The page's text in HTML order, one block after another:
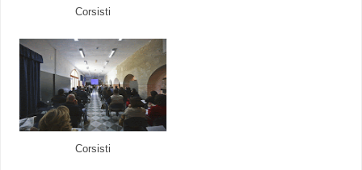
Corsisti
Corsisti